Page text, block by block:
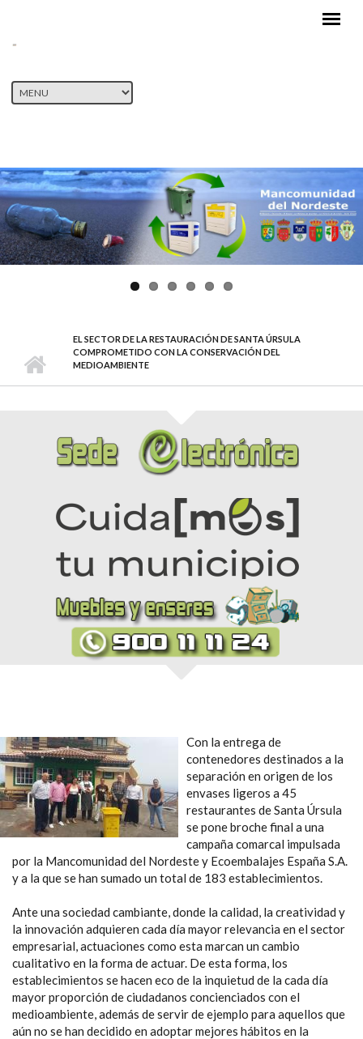
EL SECTOR DE LA RESTAURACIÓN DE SANTA ÚRSULA
COMPROMETIDO CON LA CONSERVACIÓN DEL
MEDIOAMBIENTE
Con la entrega de
contenedores destinados a la
separación en origen de los
envases ligeros a 45
restaurantes de Santa Úrsula
se pone broche final a una
campaña comarcal impulsada
por la Mancomunidad del Nordeste y Ecoembalajes España S.A.
y a la que se han sumado un total de 183 establecimientos.
Ante una sociedad cambiante, donde la calidad, la creatividad y
la innovación adquieren cada día mayor relevancia en el sector
empresarial, actuaciones como esta marcan un cambio
cualitativo en la forma de actuar. De esta forma, los
establecimientos se hacen eco de la inquietud de la cada día
mayor proporción de ciudadanos concienciados con el
medioambiente, además de servir de ejemplo para aquellos que
aún no se han decidido en adoptar mejores hábitos en la